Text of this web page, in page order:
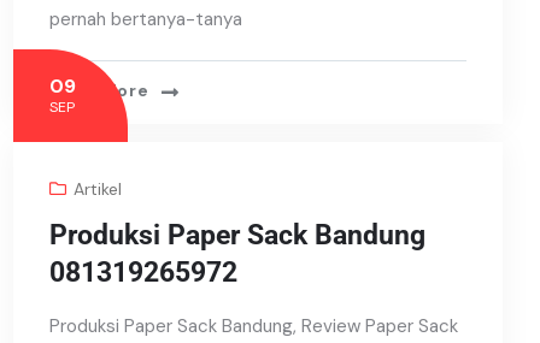
pernah bertanya-tanya
Read More
09
SEP
Artikel
Produksi Paper Sack Bandung
081319265972
Produksi Paper Sack Bandung, Review Paper Sack